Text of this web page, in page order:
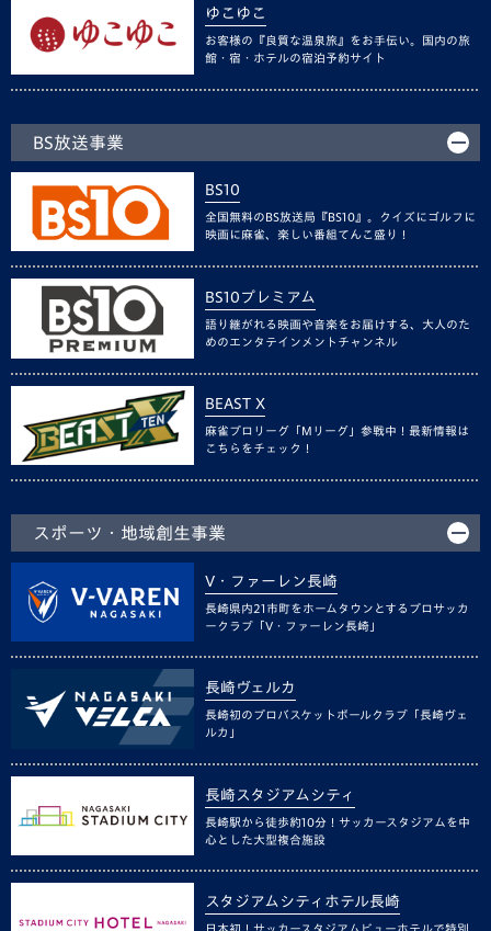
ゆこゆこ
お客様の『良質な温泉旅』をお手伝い。国内の旅
館・宿・ホテルの宿泊予約サイト
BS放送事業
BS10
全国無料のBS放送局『BS10』。クイズにゴルフに
映画に麻雀、楽しい番組てんこ盛り！
BS10プレミアム
語り継がれる映画や音楽をお届けする、大人のた
めのエンタテインメントチャンネル
BEAST X
麻雀プロリーグ「Mリーグ」参戦中！最新情報は
こちらをチェック！
スポーツ・地域創生事業
V・ファーレン長崎
長崎県内21市町をホームタウンとするプロサッカ
ークラブ「V・ファーレン長崎」
長崎ヴェルカ
長崎初のプロバスケットボールクラブ「長崎ヴェ
ルカ」
長崎スタジアムシティ
長崎駅から徒歩約10分！サッカースタジアムを中
心とした大型複合施設
スタジアムシティホテル長崎
日本初！サッカースタジアムビューホテルで特別